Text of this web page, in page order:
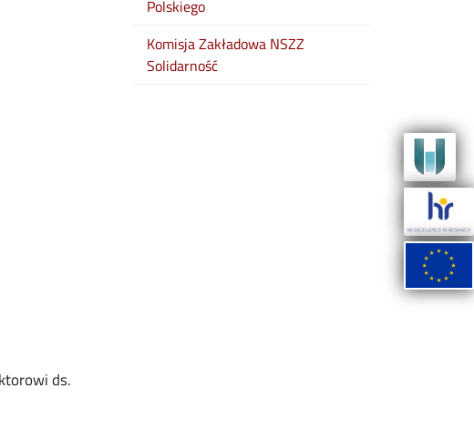
ds.
Polskiego
Komisja Zakładowa NSZZ
Solidarność